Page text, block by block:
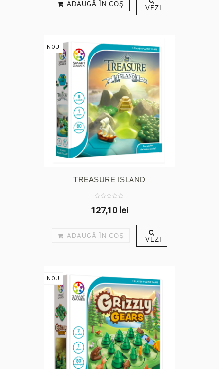
ADAUGĂ ÎN COŞ VEZI
NOU
TREASURE ISLAND
127,10 lei
ADAUGĂ ÎN COŞ VEZI
NOU